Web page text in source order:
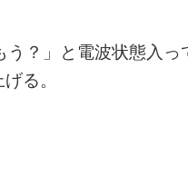
？」と電波状態入っ
る。